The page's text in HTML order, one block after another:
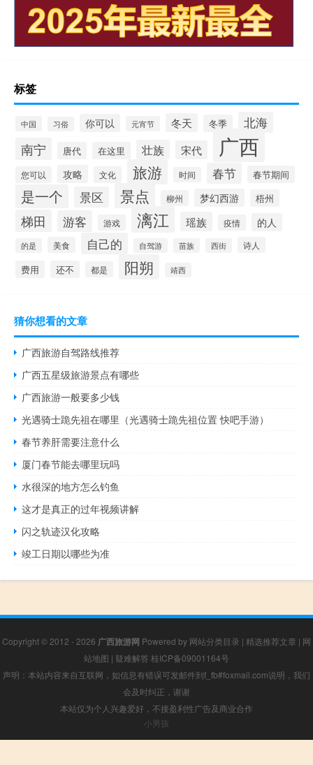
标签
中国 习俗 你可以 元宵节 冬天 冬季 北海
南宁 唐代 在这里 壮族 宋代 广西
您可以 攻略 文化 旅游 时间 春节 春节期间
是一个 景区 景点 柳州 梦幻西游 梧州
梯田 游客 游戏 漓江 瑶族 疫情 的人
的是 美食 自己的 自驾游 苗族 西街 诗人
费用 还不 都是 阳朔 靖西
猜你想看的文章
广西旅游自驾路线推荐
广西五星级旅游景点有哪些
广西旅游一般要多少钱
光遇骑士跪先祖在哪里（光遇骑士跪先祖位置 快吧手游）
春节养肝需要注意什么
厦门春节能去哪里玩吗
水很深的地方怎么钓鱼
这才是真正的过年视频讲解
闪之轨迹汉化攻略
竣工日期以哪些为准
Copyright © 2012 - 2026 广西旅游网 Powered by 网站分类目录 | 精选推荐文章 | 网
站地图 | 疑难解答 桂ICP备09001164号
声明：本站内容来自互联网，如信息有错误可发邮件到f_fb#foxmail.com说明，我们
会及时纠正，谢谢
本站仅为个人兴趣爱好，不接盈利性广告及商业合作
小男孩